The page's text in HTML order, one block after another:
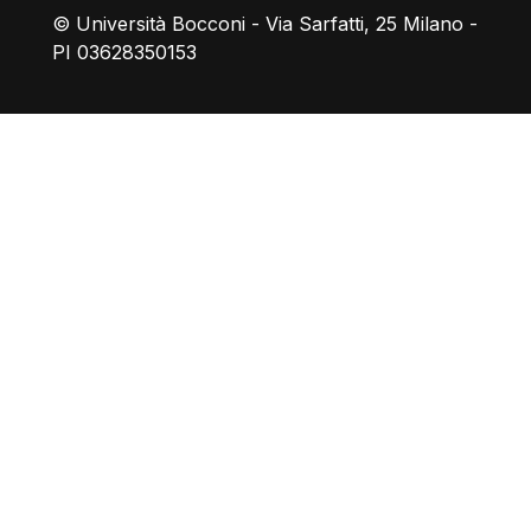
© Università Bocconi - Via Sarfatti, 25 Milano -
PI 03628350153